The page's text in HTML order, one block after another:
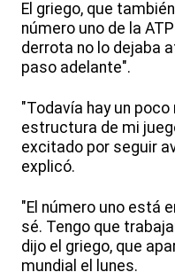
El griego, que
número uno de la
derrota no lo dejaba
paso adelante".
"Todavía hay un
estructura de mi
excitado por seguir
explicó.
"El número uno está
sé. Tengo que
dijo el griego, que
mundial el lunes.